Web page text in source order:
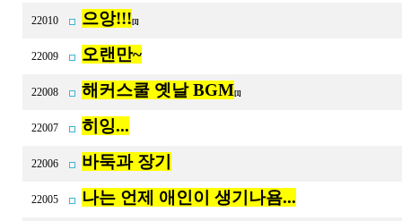
22010 으앙!!! [1]
22009 오랜만~
22008 해커스쿨 옛날 BGM[1]
22007 히잉...
22006 바둑과 장기
22005 나는 언제 애인이 생기나욤...